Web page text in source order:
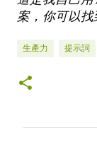
案，你可以找
生產力 提示詞